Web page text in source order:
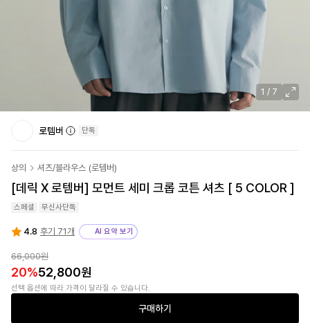
1 / 7
로템버 단독
상의 셔츠/블라우스 (로템버)
[데릭 X 로템버] 모먼트 세미 크롭 코튼 셔츠 [ 5 COLOR ]
스페셜 무신사단독
4.8 후기 71개 AI 요약 보기
66,000원
20%52,800원
선택 옵션에 따라 가격이 달라질 수 있습니다.
구매하기